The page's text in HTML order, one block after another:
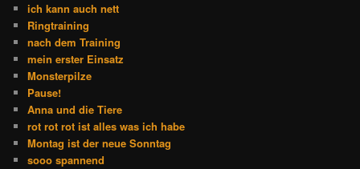
ich kann auch nett
Ringtraining
nach dem Training
mein erster Einsatz
Monsterpilze
Pause!
Anna und die Tiere
rot rot rot ist alles was ich habe
Montag ist der neue Sonntag
sooo spannend